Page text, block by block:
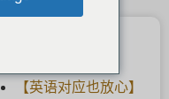
【英语对应也放心】